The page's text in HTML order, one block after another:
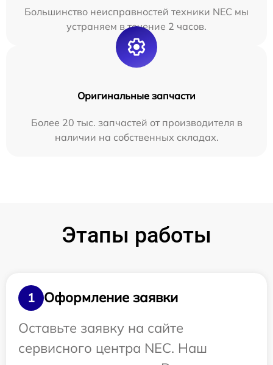
Большинство неисправностей техники NEC мы
устраняем в течение 2 часов.
Оригинальные запчасти
Более 20 тыс. запчастей от производителя в
наличии на собственных складах.
Этапы работы
1
Оформление заявки
Оставьте заявку на сайте
сервисного центра NEC. Наш